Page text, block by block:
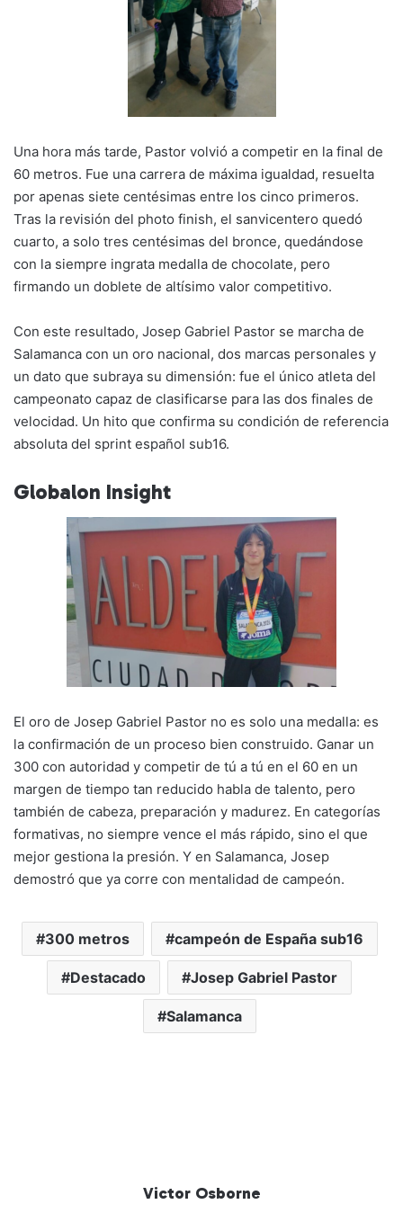
Una hora más tarde, Pastor volvió a competir en la final de
60 metros. Fue una carrera de máxima igualdad, resuelta
por apenas siete centésimas entre los cinco primeros.
Tras la revisión del photo finish, el sanvicentero quedó
cuarto, a solo tres centésimas del bronce, quedándose
con la siempre ingrata medalla de chocolate, pero
firmando un doblete de altísimo valor competitivo.
Con este resultado, Josep Gabriel Pastor se marcha de
Salamanca con un oro nacional, dos marcas personales y
un dato que subraya su dimensión: fue el único atleta del
campeonato capaz de clasificarse para las dos finales de
velocidad. Un hito que confirma su condición de referencia
absoluta del sprint español sub16.
Globalon Insight
El oro de Josep Gabriel Pastor no es solo una medalla: es
la confirmación de un proceso bien construido. Ganar un
300 con autoridad y competir de tú a tú en el 60 en un
margen de tiempo tan reducido habla de talento, pero
también de cabeza, preparación y madurez. En categorías
formativas, no siempre vence el más rápido, sino el que
mejor gestiona la presión. Y en Salamanca, Josep
demostró que ya corre con mentalidad de campeón.
300 metros campeón de España sub16
Destacado Josep Gabriel Pastor
Salamanca
Victor Osborne